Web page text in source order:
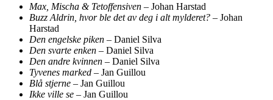
Max, Mischa & Tetoffensiven – Johan Harstad
Buzz Aldrin, hvor ble det av deg i alt mylderet? – Johan
Harstad
Den engelske piken – Daniel Silva
Den svarte enken – Daniel Silva
Den andre kvinnen – Daniel Silva
Tyvenes marked – Jan Guillou
Blå stjerne – Jan Guillou
Ikke ville se – Jan Guillou